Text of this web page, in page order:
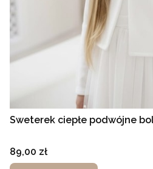
Sweterek ciepłe podwójne
Cena
89,00 zł